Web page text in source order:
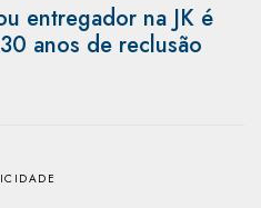
entregador na JK é
anos de reclusão